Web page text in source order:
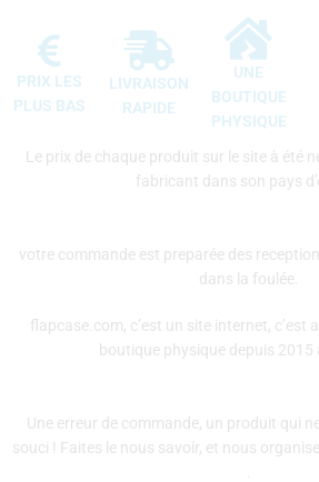
PRIX LES
PLUS BAS
LIVRAISON
RAPIDE
UNE
BOUTIQUE
PHYSIQUE
Le prix de chaque produit sur le site à été
fabricant dans son pays
votre commande est preparée des
dans la foulée.
flapcase.com, c’est un site internet, c’est
boutique physique depuis 2015
Une erreur de commande, un produit qui
souci ! Faites le nous savoir, et nous